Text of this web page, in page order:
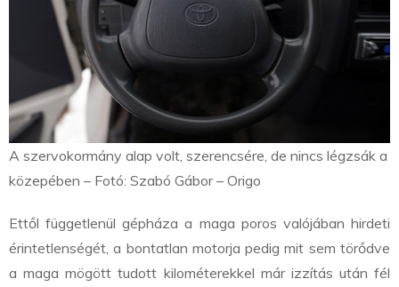
A szervokormány alap volt, szerencsére, de nincs légzsák a
közepében – Fotó: Szabó Gábor – Origo
Ettől függetlenül gépháza a maga poros valójában hirdeti
érintetlenségét, a bontatlan motorja pedig mit sem törődve
a maga mögött tudott kilométerekkel már izzítás után fél